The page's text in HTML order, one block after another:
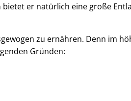
er natürlich eine große
zu ernähren. Denn im
Gründen: